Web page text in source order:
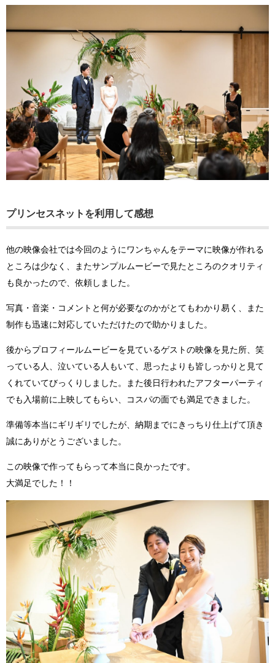
プリンセスネットを利用して感想
他の映像会社では今回のようにワンちゃんをテーマに映像が作れる
ところは少なく、またサンプルムービーで見たところのクオリティ
も良かったので、依頼しました。
写真・音楽・コメントと何が必要なのかがとてもわかり易く、また
制作も迅速に対応していただけたので助かりました。
後からプロフィールムービーを見ているゲストの映像を見た所、笑
っている人、泣いている人もいて、思ったよりも皆しっかりと見て
くれていてびっくりしました。また後日行われたアフターパーティ
でも入場前に上映してもらい、コスパの面でも満足できました。
準備等本当にギリギリでしたが、納期までにきっちり仕上げて頂き
誠にありがとうございました。
この映像で作ってもらって本当に良かったです。
大満足でした！！